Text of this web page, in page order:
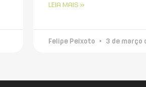
LEIA MAIS »
Felipe Peixoto 3 de março